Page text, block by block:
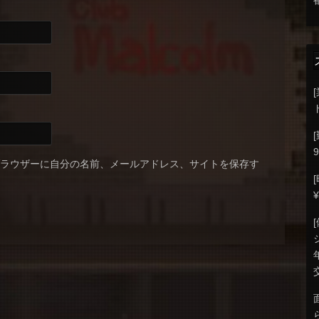
ウザーに自分の名前、メールアドレス、サイトを保存す
[
[
[
[